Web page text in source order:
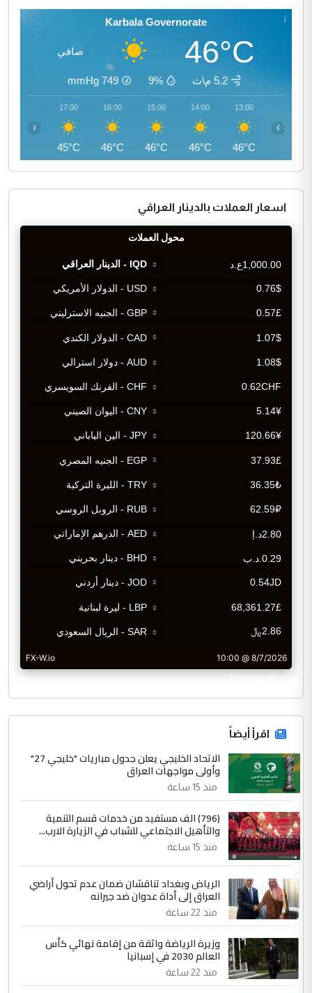
Karbala Governorate
46°C صافي
5.2 م\ث 9%
749
mmHg
13:00
46°C
14:00
46°C
15:00
46°C
16:00
46°C
17:00
45°C
‹ ›
اسعار العملات بالدينار العراقي
CurrencyRate
اقرأ أيضاً
الاتحاد الخليجي يعلن جدول مباريات "خليجي 27"
وأولى مواجهات العراق
منذ 15 ساعة
(796) الف مستفيد من خدمات قسم التنمية
والتأهيل الاجتماعي للشباب في الزيارة الارب...
منذ 15 ساعة
الرياض وبغداد تناقشان ضمان عدم تحول أراضي
العراق إلى أداة عدوان ضد جيرانه
منذ 22 ساعة
وزيرة الرياضة واثقة من إقامة نهائي كأس
العالم 2030 في إسبانيا
منذ 22 ساعة